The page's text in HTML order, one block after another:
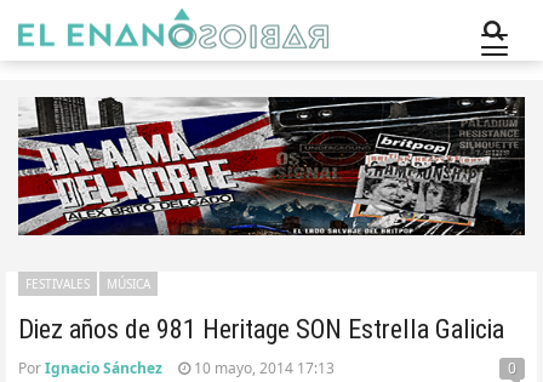
Diez años de 981 Heritage SON Estrella Galicia
FESTIVALES MÚSICA
PorIgnacio Sánchez 10 mayo, 2014 17:13 0